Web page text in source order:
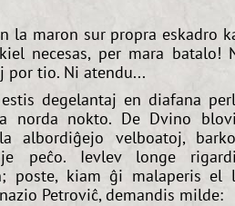
la maron sur propra eskadro
necesas, per mara batalo!
por tio. Ni atendu...
degelantaj en diafana
norda nokto. De Dvino
albordiĝejo velboatoj,
peĉo. Ievlev longe
poste, kiam ĝi malaperis el
Petroviĉ, demandis milde: